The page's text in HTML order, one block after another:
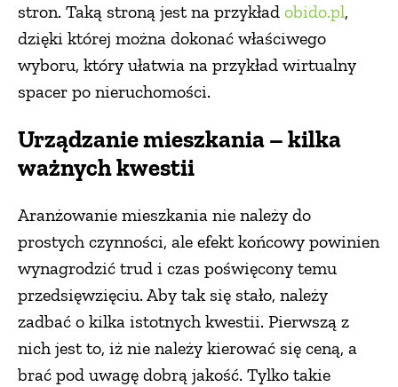
stron. Taką stroną jest na przykład obido.pl,
dzięki której można dokonać właściwego
wyboru, który ułatwia na przykład wirtualny
spacer po nieruchomości.
Urządzanie mieszkania – kilka
ważnych kwestii
Aranżowanie mieszkania nie należy do
prostych czynności, ale efekt końcowy powinien
wynagrodzić trud i czas poświęcony temu
przedsięwzięciu. Aby tak się stało, należy
zadbać o kilka istotnych kwestii. Pierwszą z
nich jest to, iż nie należy kierować się ceną, a
brać pod uwagę dobrą jakość. Tylko takie